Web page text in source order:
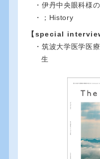
・伊丹中央眼科様
・；History
【special
・筑波大学医学医
生